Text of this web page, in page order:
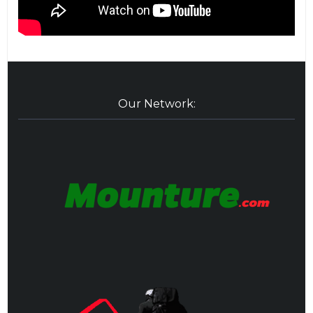
Our Network: